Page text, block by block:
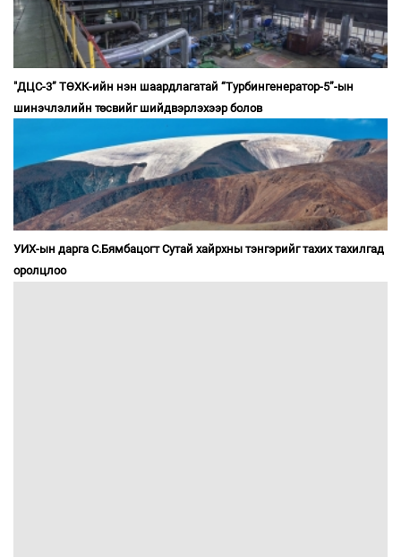
"ДЦС-3” ТӨХК-ийн нэн шаардлагатай “Турбингенератор-5”-ын
шинэчлэлийн төсвийг шийдвэрлэхээр болов
УИХ-ын дарга С.Бямбацогт Сутай хайрхны тэнгэрийг тахих тахилгад
оролцлоо